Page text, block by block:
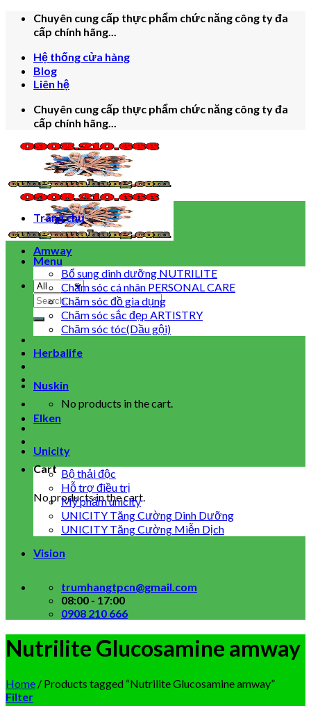
Skip
Chuyên cung cấp thực phẩm chức năng công ty đa
cấp chính hãng...
Hệ thống cửa hàng
Blog
Liên hệ
Chuyên cung cấp thực phẩm chức năng công ty đa
cấp chính hãng...
Menu
Search
for:
No products in the cart.
Cart
No products in the cart.
Trang chủ
Amway
Bổ sung dinh dưỡng NUTRILITE
Chăm sóc cá nhân PERSONAL CARE
Chăm sóc đồ gia dụng
Chăm sóc sắc đẹp ARTISTRY
Chăm sóc tóc(Dầu gội)
Herbalife
Nuskin
Elken
Unicity
Bộ thải độc
Hỗ trợ điều trị
Mỹ phẩm unicity
UNICITY Tăng Cường Dinh Dưỡng
UNICITY Tăng Cường Miễn Dịch
Vision
trumhangtpcn@gmail.com
08:00 - 17:00
0908 210 666
Nutrilite Glucosamine amway
Home / Products tagged “Nutrilite Glucosamine amway”
Filter